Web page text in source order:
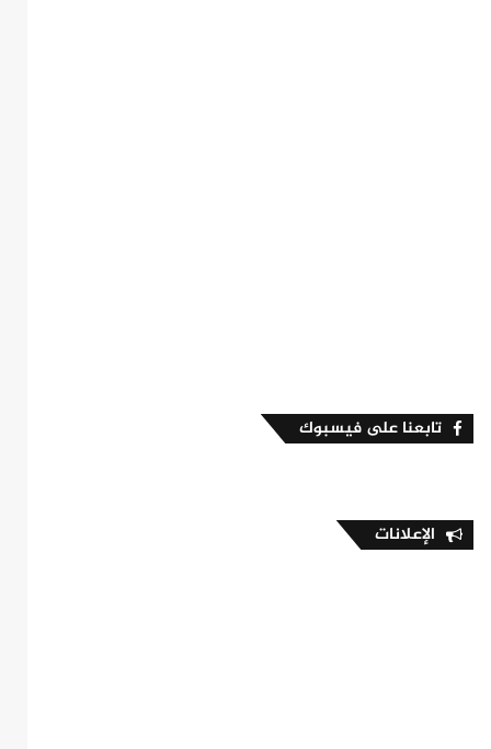
تابعنا على فيسبوك
الإعلانات